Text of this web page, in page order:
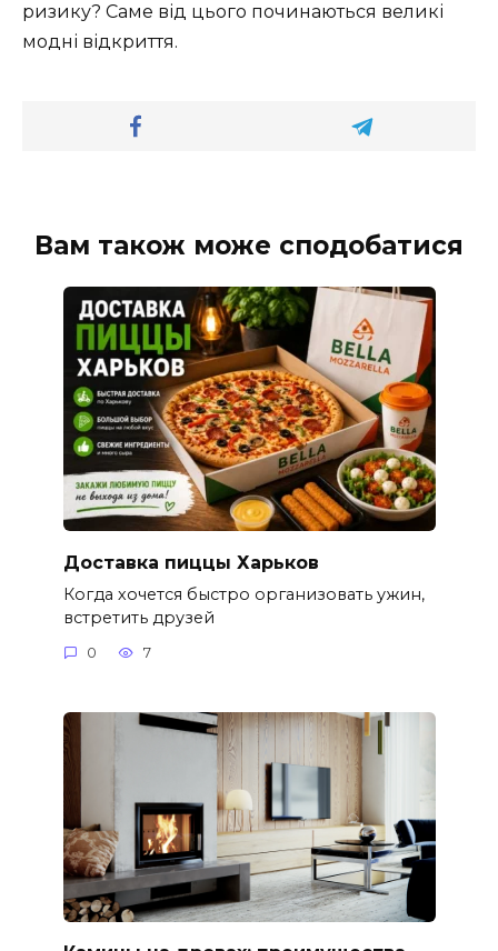
ризику? Саме від цього починаються великі
модні відкриття.
Вам також може сподобатися
Доставка пиццы Харьков
Когда хочется быстро организовать ужин,
встретить друзей
0 7